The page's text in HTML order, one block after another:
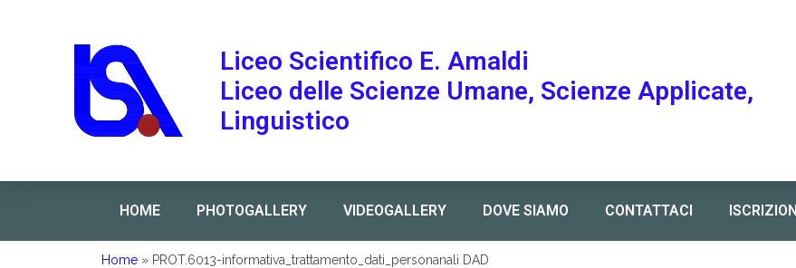
Liceo Scientifico E. Amaldi
Liceo delle Scienze Umane, Scienze Applicate,
Linguistico
HOME PHOTOGALLERY VIDEOGALLERY DOVE SIAMO CONTATTACI
Home » PROT.6013-informativa_trattamento_dati_personanali DAD